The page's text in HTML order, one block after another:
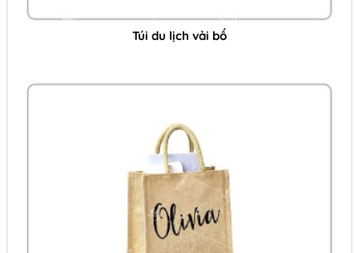
Túi du lịch vải bố